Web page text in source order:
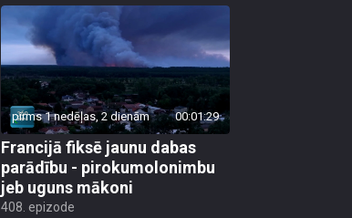
pirms 1 nedēļas, 2 dienām 00:01:29
Francijā fiksē jaunu dabas
parādību - pirokumolonimbu
jeb uguns mākoni
408. epizode